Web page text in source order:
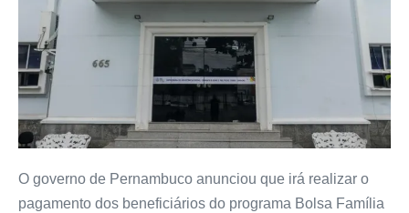
O governo de Pernambuco anunciou que irá realizar o
pagamento dos beneficiários do programa Bolsa Família